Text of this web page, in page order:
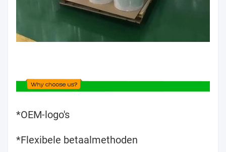
*OEM-logo's
*Flexibele betaalmethoden